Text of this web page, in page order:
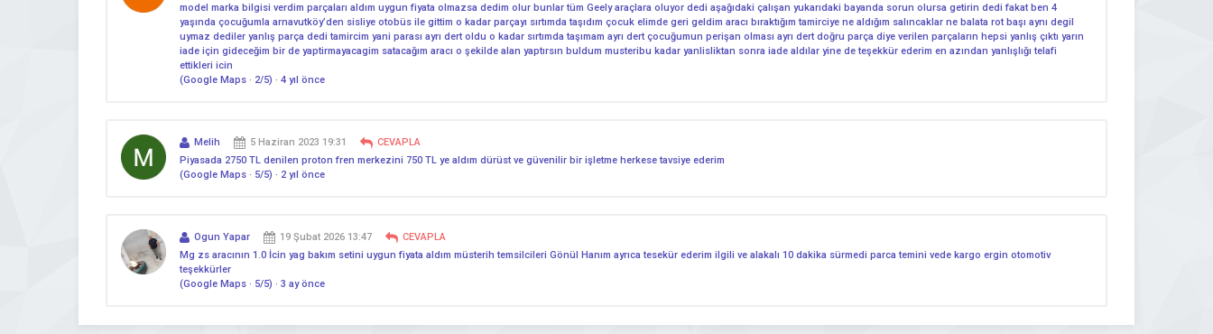
model marka bilgisi verdim parçaları aldım uygun fiyata olmazsa dedim olur bunlar tüm Geely araçlara oluyor dedi aşağıdaki çalışan yukarıdaki bayanda sorun olursa getirin dedi fakat ben 4
yaşında çocuğumla arnavutköy’den sisliye otobüs ile gittim o kadar parçayı sırtımda taşıdım çocuk elimde geri geldim aracı bıraktığım tamirciye ne aldığım salıncaklar ne balata rot başı aynı degil
uymaz dediler yanlış parça dedi tamircim yani parası ayrı dert oldu o kadar sırtımda taşımam ayrı dert çocuğumun perişan olması ayrı dert doğru parça diye verilen parçaların hepsi yanlış çıktı yarın
iade için gideceğim bir de yaptirmayacagim satacağım aracı o şekilde alan yaptırsın buldum musteribu kadar yanlisliktan sonra iade aldılar yine de teşekkür ederim en azından yanlışlığı telafi
ettikleri icin
(Google Maps · 2/5) · 4 yıl önce
Melih 5 Haziran 2023 19:31
CEVAPLA
Piyasada 2750 TL denilen proton fren merkezini 750 TL ye aldım dürüst ve güvenilir bir işletme herkese tavsiye ederim
(Google Maps · 5/5) · 2 yıl önce
Ogun Yapar 19 Şubat 2026 13:47
CEVAPLA
Mg zs aracının 1.0 İcin yag bakım setini uygun fiyata aldım müsterih temsilcileri Gönül Hanım ayrıca tesekür ederim ilgili ve alakalı 10 dakika sürmedi parca temini vede kargo ergin otomotiv
teşekkürler
(Google Maps · 5/5) · 3 ay önce